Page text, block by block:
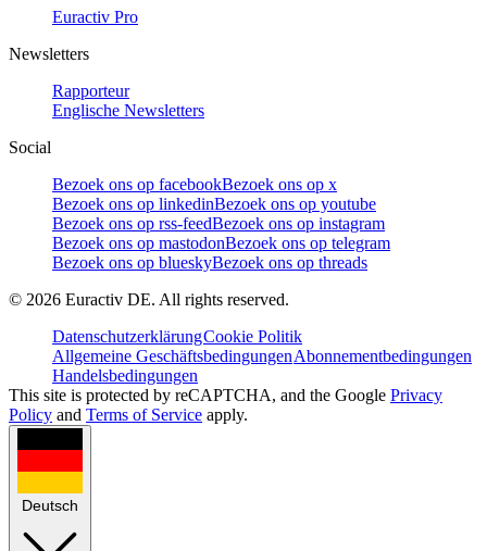
Euractiv Pro
Newsletters
Rapporteur
Englische Newsletters
Social
Bezoek ons op facebookBezoek ons op x
Bezoek ons op linkedinBezoek ons op youtube
Bezoek ons op rss-feedBezoek ons op instagram
Bezoek ons op mastodonBezoek ons op telegram
Bezoek ons op blueskyBezoek ons op threads
© 2026 Euractiv DE. All rights reserved.
DatenschutzerklärungCookie Politik
Allgemeine GeschäftsbedingungenAbonnementbedingungen
Handelsbedingungen
This site is protected by reCAPTCHA, and the Google Privacy
Policy and Terms of Service apply.
Deutsch